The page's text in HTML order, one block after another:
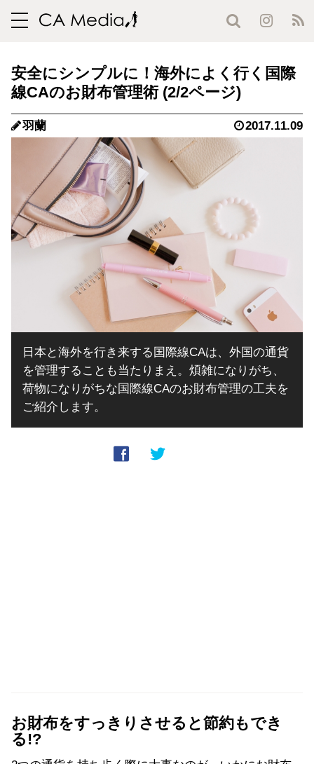
toggle
安全にシンプルに！海外によく行く国際
線CAのお財布管理術 (2/2ページ)
羽蘭 2017.11.09
日本と海外を行き来する国際線CAは、外国の通貨
を管理することも当たりまえ。煩雑になりがち、
荷物になりがちな国際線CAのお財布管理の工夫を
ご紹介します。
お財布をすっきりさせると節約もでき
る!?